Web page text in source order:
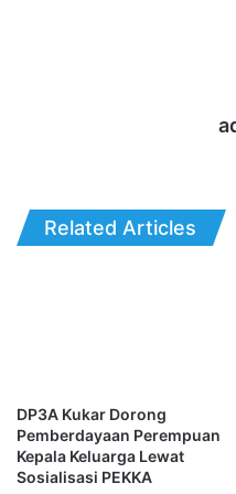
Related Articles
DP3A Kukar Dorong
Pemberdayaan Perempuan
Kepala Keluarga Lewat
Sosialisasi PEKKA